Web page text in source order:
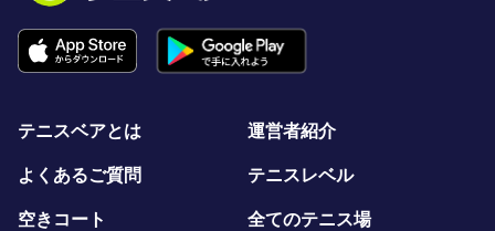
テニスベアとは 運営者紹介
よくあるご質問 テニスレベル
空きコート 全てのテニス場